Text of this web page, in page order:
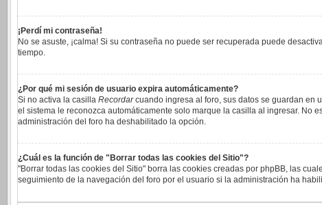
¡Perdí mi contraseña!
No se asuste, ¡calma! Si su contraseña no puede ser recuperada puede
tiempo.
¿Por qué mi sesión de usuario expira automáticamente?
Si no activa la casilla Recordarcuando ingresa al foro, sus datos se guardan en
el sistema le reconozca automáticamente solo marque la casilla al ingresar. No
administración del foro ha deshabilitado la opción.
¿Cuál es la función de "Borrar todas las cookies del Sitio"?
"Borrar todas las cookies del Sitio" borra las cookies creadas por phpBB, las
seguimiento de la navegación del foro por el usuario si la administración ha